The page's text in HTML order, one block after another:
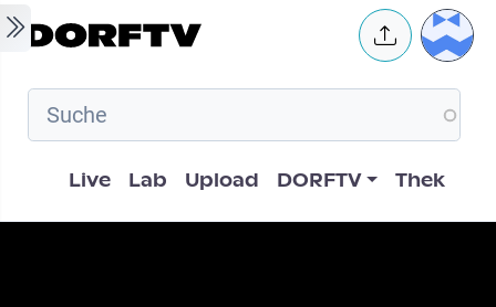
Skip to main content User
Hauptnavigation
Live Lab Upload DORFTV Thek